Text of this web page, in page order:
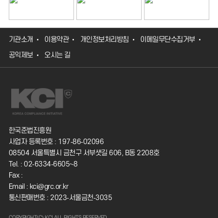
기관소개 이용약관 개인정보처리방침
이메일무단수집거부
공익제보
오시는 길
한국준법진흥원
사업자 등록번호 : 197-86-02096
08504 서울특별시 금천구 서부샛길 606, B동 2208호
Tel. : 02-6334-6605~8
Fax :
Email : kci@grc.or.kr
통신판매번호 : 2023-서울금천-3035